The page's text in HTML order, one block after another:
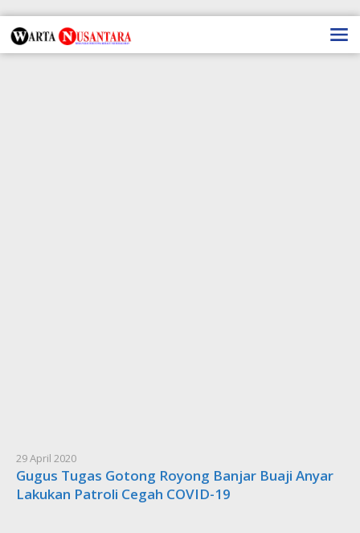
ke
konten
29 April 2020
Gugus Tugas Gotong Royong Banjar Buaji Anyar
Lakukan Patroli Cegah COVID-19